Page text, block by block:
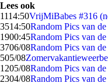
Lees ook
1114:50VrijMiBabes #316
3514:50Random Pics van
1900:45Random Pics van
3706/08Random Pics van
505/08
1205/08Random Pics van
2304/08Random Pics van